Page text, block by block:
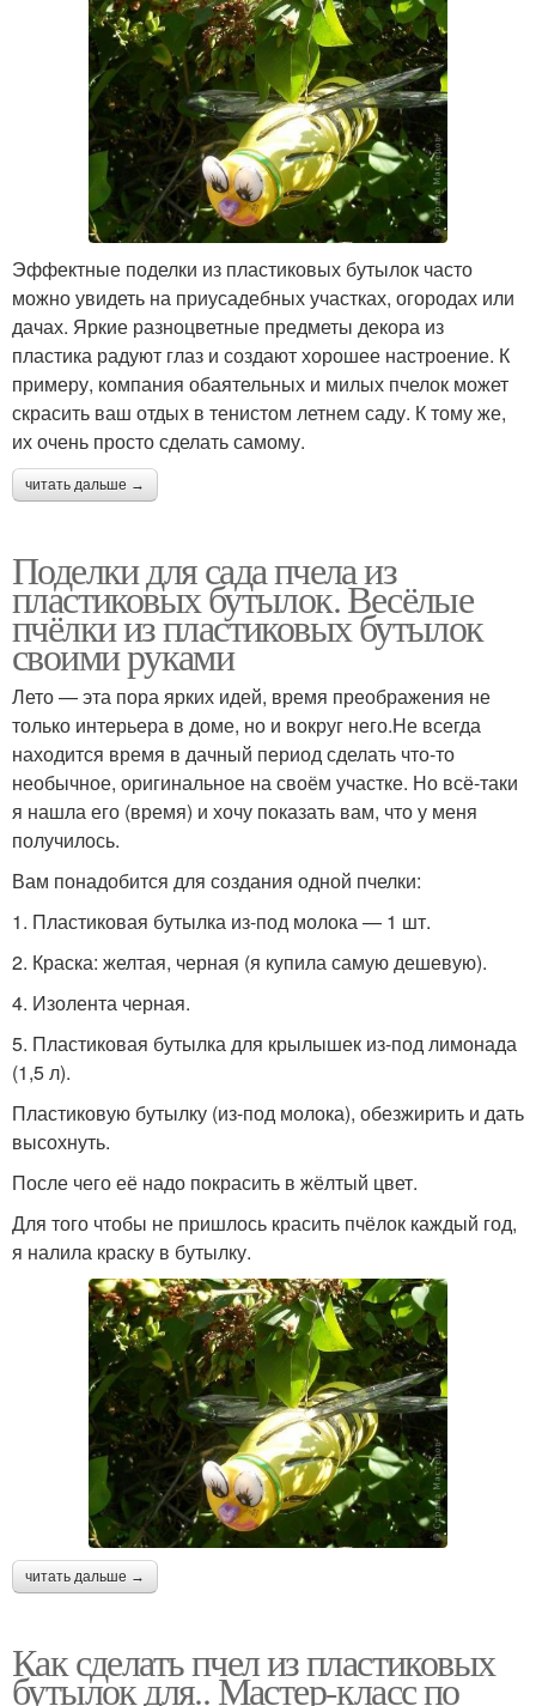
Эффектные поделки из пластиковых бутылок часто
можно увидеть на приусадебных участках, огородах или
дачах. Яркие разноцветные предметы декора из
пластика радуют глаз и создают хорошее настроение. К
примеру, компания обаятельных и милых пчелок может
скрасить ваш отдых в тенистом летнем саду. К тому же,
их очень просто сделать самому.
читать дальше →
Поделки для сада пчела из
пластиковых бутылок. Весёлые
пчёлки из пластиковых бутылок
своими руками
Лето — эта пора ярких идей, время преображения не
только интерьера в доме, но и вокруг него.Не всегда
находится время в дачный период сделать что-то
необычное, оригинальное на своём участке. Но всё-таки
я нашла его (время) и хочу показать вам, что у меня
получилось.
Вам понадобится для создания одной пчелки:
1. Пластиковая бутылка из-под молока — 1 шт.
2. Краска: желтая, черная (я купила самую дешевую).
4. Изолента черная.
5. Пластиковая бутылка для крылышек из-под лимонада
(1,5 л).
Пластиковую бутылку (из-под молока), обезжирить и дать
высохнуть.
После чего её надо покрасить в жёлтый цвет.
Для того чтобы не пришлось красить пчёлок каждый год,
я налила краску в бутылку.
читать дальше →
Как сделать пчел из пластиковых
бутылок для.. Мастер-класс по